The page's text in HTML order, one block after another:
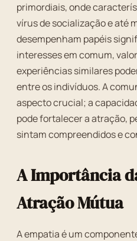
primordiais, onde
vírus de socialização e até
desempenham papéis
interesses em comum,
experiências similares
entre os indivíduos. A
aspecto crucial; a
pode fortalecer a atração,
sintam compreendidos e
A Importância
Atração Mútua
A empatia é um